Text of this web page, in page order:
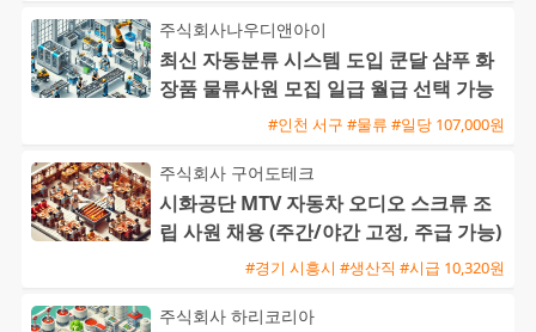
주식회사나우디앤아이
최신 자동분류 시스템 도입 쿤달 샴푸 화
장품 물류사원 모집 일급 월급 선택 가능
#인천 서구 #물류 #일당 107,000원
주식회사 구어도테크
시화공단 MTV 자동차 오디오 스크류 조
립 사원 채용 (주간/야간 고정, 주급 가능)
#경기 시흥시 #생산직 #시급 10,320원
주식회사 하리코리아